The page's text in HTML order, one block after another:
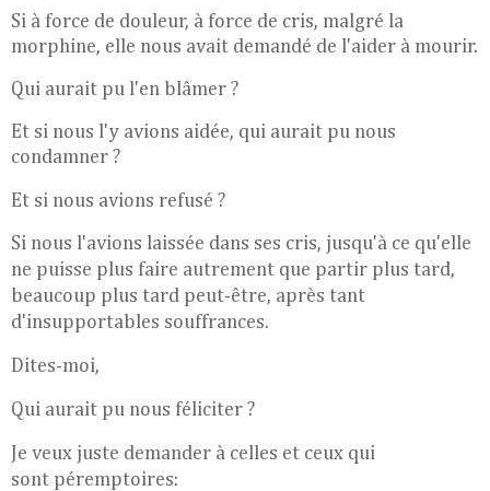
Si à force de douleur, à force de cris, malgré la
morphine, elle nous avait demandé de l'aider à mourir.
Qui aurait pu l'en blâmer ?
Et si nous l'y avions aidée, qui aurait pu nous
condamner ?
Et si nous avions refusé ?
Si nous l'avions laissée dans ses cris, jusqu'à ce qu'elle
ne puisse plus faire autrement que partir plus tard,
beaucoup plus tard peut-être, après tant
d'insupportables souffrances.
Dites-moi,
Qui aurait pu nous féliciter ?
Je veux juste demander à celles et ceux qui
sont péremptoires: